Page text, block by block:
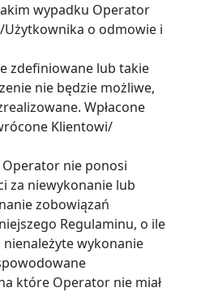
wypadku Operator
o odmowie i
zdefiniowane lub takie
nie będzie możliwe,
Wpłacone
Klientowi/
nie ponosi
za niewykonanie lub
zobowiązań
Regulaminu, o ile
wykonanie
które Operator nie miał